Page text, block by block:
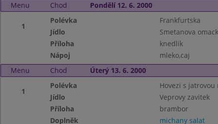
Menu Chod Pondělí 12. 6. 2000
1
Polévka
Frankfurtska
Jídlo
Smetanova
Příloha
knedlik
Nápoj
mleko,caj
Menu
Chod Úterý 13. 6. 2000
1
Polévka
Hovezi s jatrovou
Jídlo
Veprovy zavitek
Příloha
brambor
Doplněk
michany salat